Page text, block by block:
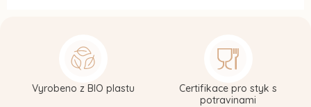
Vyrobeno z BIO plastu
Certifikace pro styk s
potravinami